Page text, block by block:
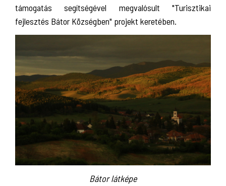
támogatás segítségével megvalósult "Turisztikai
fejlesztés Bátor Községben" projekt keretében.
Bátor látképe